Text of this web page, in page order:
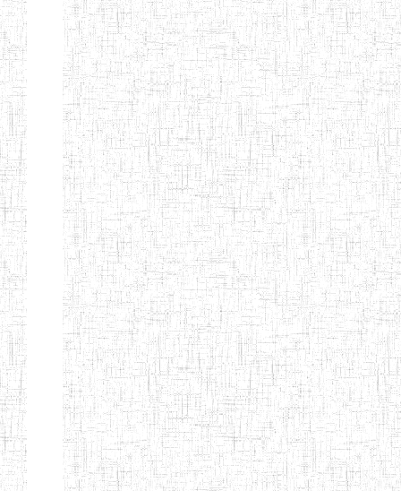
Etablissements
d'enseignement
normal
ENI
Chercher:
Effacer les filtres
Denomination
Type